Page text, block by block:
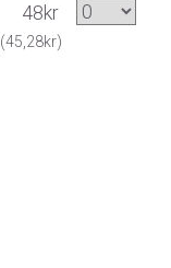
48kr
(45,28kr)